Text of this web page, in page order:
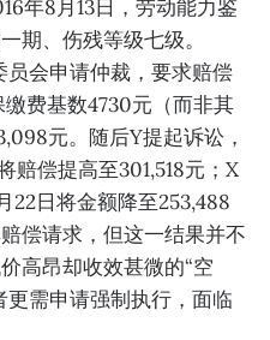
年8月13日，劳动能力鉴
期、伤残等级七级。
会申请仲裁，要求赔偿
费基数4730元（而非其
元。随后Y提起诉讼，
赔偿提高至301,518元；X
22日将金额降至253,488
偿请求，但这一结果并不
高昂却收效甚微的“空
更需申请强制执行，面临